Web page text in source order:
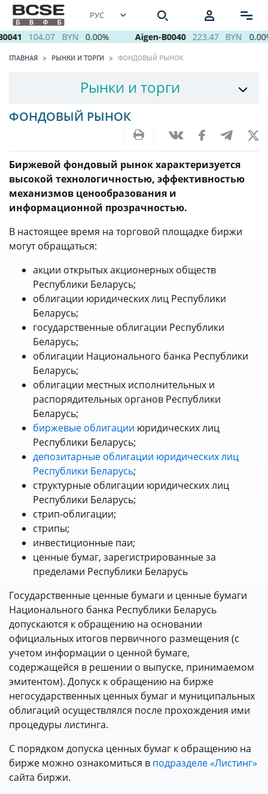
104.07 BYN 0.00% Aigen-B0040 223.47 BYN 0.00%
ГЛАВНАЯ РЫНКИ И ТОРГИ ФОНДОВЫЙ РЫНОК
Рынки и торги
ФОНДОВЫЙ РЫНОК
Биржевой фондовый рынок характеризуется
высокой технологичностью, эффективностью
механизмов ценообразования и
информационной прозрачностью.
В настоящее время на торговой площадке биржи
могут обращаться:
акции открытых акционерных обществ
Республики Беларусь;
облигации юридических лиц Республики
Беларусь;
государственные облигации Республики
Беларусь;
облигации Национального банка Республики
Беларусь;
облигации местных исполнительных и
распорядительных органов Республики
Беларусь;
биржевые облигации юридических лиц
Республики Беларусь;
депозитарные облигации юридических лиц
Республики Беларусь;
структурные облигации юридических лиц
Республики Беларусь;
стрип-облигации;
стрипы;
инвестиционные паи;
ценные бумаг, зарегистрированные за
пределами Республики Беларусь
Государственные ценные бумаги и ценные бумаги
Национального банка Республики Беларусь
допускаются к обращению на основании
официальных итогов первичного размещения (с
учетом информации о ценной бумаге,
содержащейся в решении о выпуске, принимаемом
эмитентом). Допуск к обращению на бирже
негосударственных ценных бумаг и муниципальных
облигаций осуществлялся после прохождения ими
процедуры листинга.
С порядком допуска ценных бумаг к обращению на
бирже можно ознакомиться в подразделе «Листинг»
сайта биржи.